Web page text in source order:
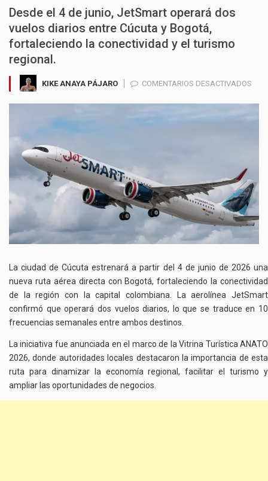
Desde el 4 de junio, JetSmart operará dos
vuelos diarios entre Cúcuta y Bogotá,
fortaleciendo la conectividad y el turismo
regional.
KIKE ANAYA PÁJARO COMENTARIOS DESACTIVADOS
DE
La ciudad de Cúcuta estrenará a partir del 4 de junio de 2026 una
nueva ruta aérea directa con Bogotá, fortaleciendo la conectividad
de la región con la capital colombiana. La aerolínea JetSmart
confirmó que operará dos vuelos diarios, lo que se traduce en 10
frecuencias semanales entre ambos destinos.
La iniciativa fue anunciada en el marco de la Vitrina Turística ANATO
2026, donde autoridades locales destacaron la importancia de esta
ruta para dinamizar la economía regional, facilitar el turismo y
ampliar las oportunidades de negocios.